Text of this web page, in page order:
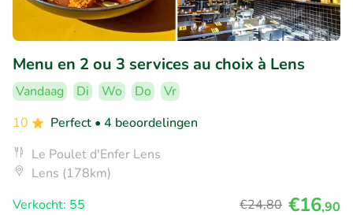
Menu en 2 ou 3 services au choix à Lens
Vandaag Di Wo Do
Vr
10
Perfect • 4 beoordelingen
Le Poulet d'Enfer Lens
Lens (178km)
Verkocht: 55
€24,80 €16,90